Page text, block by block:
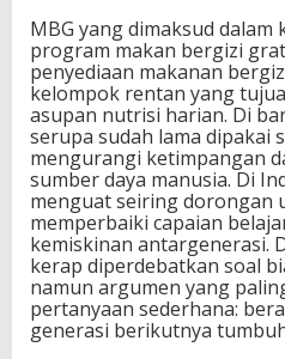
a
n
n
y
a
!
MBG yang dimaksud dalam
program makan bergizi
penyediaan makanan
kelompok rentan yang
asupan nutrisi harian. Di
serupa sudah lama dipakai
mengurangi ketimpangan
sumber daya manusia. Di
menguat seiring dorongan
memperbaiki capaian
kemiskinan antargenerasi.
kerap diperdebatkan soal
namun argumen yang
pertanyaan sederhana:
generasi berikutnya